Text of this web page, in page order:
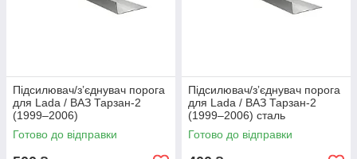
Підсилювач/зʼєднувач порога
для Lada / ВАЗ Тарзан-2
(1999–2006)
Готово до відправки
Підсилювач/зʼєднувач порога
для Lada / ВАЗ Тарзан-2
(1999–2006) сталь
Готово до відправки